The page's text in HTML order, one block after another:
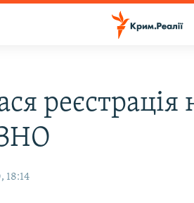
реєстрація
18:14